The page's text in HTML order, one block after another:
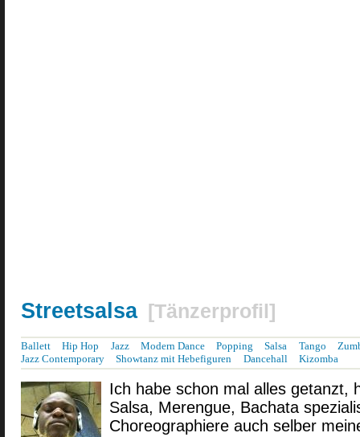
Streetsalsa [Tänzerprofil]
Ballett Hip Hop Jazz Modern Dance Popping Salsa Tango
Jazz Contemporary
Showtanz mit Hebefiguren Dancehall Kizomba
Ich habe schon mal alles getanzt,
Salsa, Merengue, Bachata
Choreographiere auch selber